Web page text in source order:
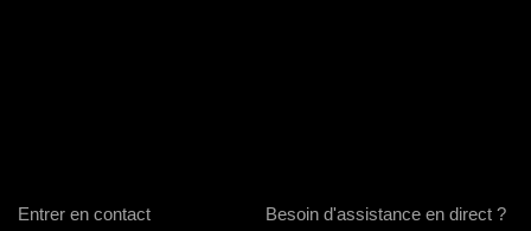
Entrer en contact Besoin d'assistance en direct ?